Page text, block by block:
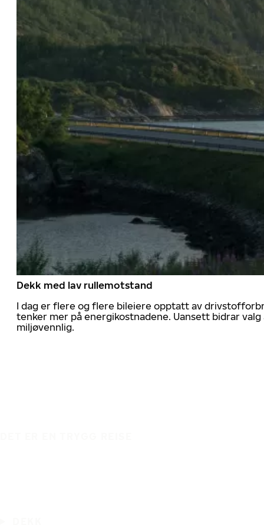
Dekk med lav rullemotstand
I dag er flere og flere bileiere opptatt av
tenker mer på energikostnadene. Uansett bidrar
miljøvennlig.